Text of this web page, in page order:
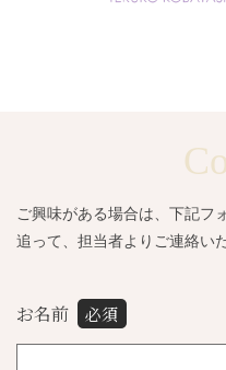
ご興味がある場合は、下記フ
追って、担当者よりご連絡い
お名前 必須